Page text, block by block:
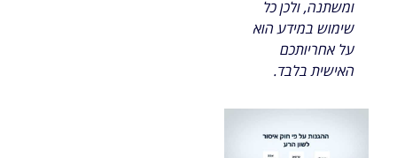
ומשתנה, ולכן כל
שימוש במידע הוא
על אחריותכם
האישית בלבד.